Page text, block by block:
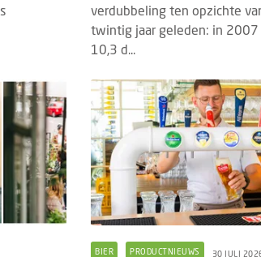
verdubbeling ten opzichte
twintig jaar geleden: in
10,3 d...
BIER PRODUCTNIEUWS 30 JULI
22 JULI 2026
2027
Awards
vandaag kunnen
uit de
BRANDED CONTENT
4 MAART 2026
Wat Temper-
gen Z en flexibele
2026
Er gaan veel verhalen